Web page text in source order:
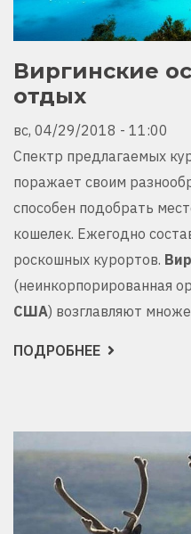
Виргинские
отдых
вс, 04/29/2018 - 11:00
Спектр предлагаемых
поражает своим
способен подобрать
кошелек. Ежегодно
роскошных курортов.
(неинкорпорированная
США) возглавляют
ПОДРОБНЕЕ О